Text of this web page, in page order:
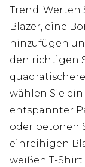
Trend. Werten
Blazer, eine
hinzufügen
den richtigen
wählen Sie
entspannter
oder betonen
einreihigen
weißen T-Shirt